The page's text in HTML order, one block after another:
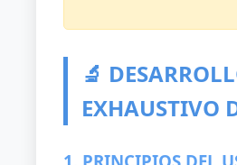
🔬
EXHAUSTIVO